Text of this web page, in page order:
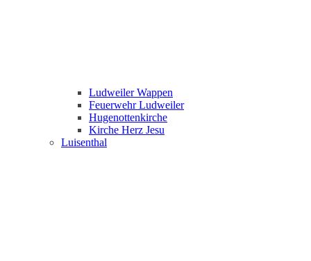
Ludweiler Wappen
Feuerwehr Ludweiler
Hugenottenkirche
Kirche Herz Jesu
Luisenthal